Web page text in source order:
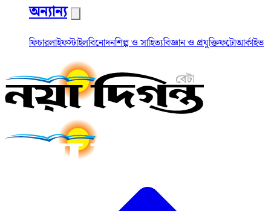
অন্যান্য
ফিচারলাইফস্টাইলবিনোদনশিল্প ও সাহিত্যবিজ্ঞান ও প্রযুক্তিফটোআর্কাইভ